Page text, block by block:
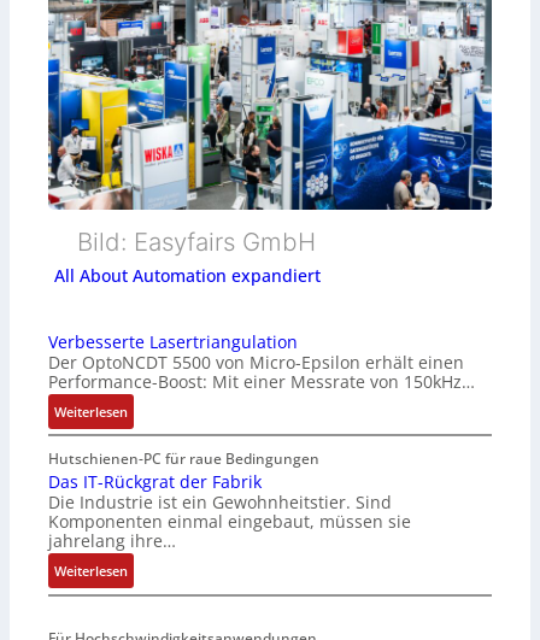
Bild: Easyfairs GmbH
All About Automation expandiert
Verbesserte Lasertriangulation
Der OptoNCDT 5500 von Micro-Epsilon erhält einen
Performance-Boost: Mit einer Messrate von 150kHz…
Weiterlesen:
V
e
r
b
e
s
s
e
Hutschienen-PC für raue Bedingungen
Das IT-Rückgrat der Fabrik
Die Industrie ist ein Gewohnheitstier. Sind
Komponenten einmal eingebaut, müssen sie
jahrelang ihre…
Weiterlesen:
D